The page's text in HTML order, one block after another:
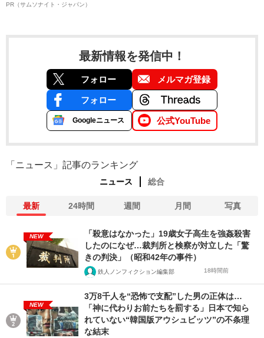
PR（サムソナイト・ジャパン）
最新情報を発信中！
フォロー メルマガ登録
フォロー
Googleニュース 公式YouTube
「ニュース」記事のランキング
ニュース 総合
最新 24時間 週間 月間 写真
NEW
「殺意はなかった」19歳女子高生を強姦殺害
したのになぜ…裁判所と検察が対立した「驚
きの判決」（昭和42年の事件）
鉄人ノンフィクション編集部 18時間前
NEW
3万8千人を“恐怖で支配”した男の正体は…
「神に代わりお前たちを罰する」日本で知ら
れていない“韓国版アウシュビッツ”の不条理
な結末